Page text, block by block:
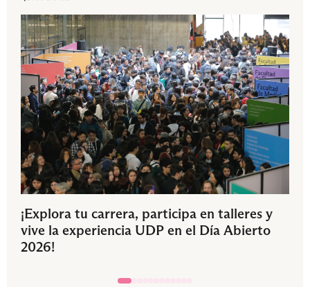
¡Explora tu carrera, participa en talleres y
vive la experiencia UDP en el Día Abierto
2026!